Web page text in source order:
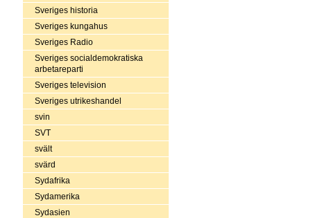
Sveriges historia
Sveriges kungahus
Sveriges Radio
Sveriges socialdemokratiska
arbetareparti
Sveriges television
Sveriges utrikeshandel
svin
SVT
svält
svärd
Sydafrika
Sydamerika
Sydasien